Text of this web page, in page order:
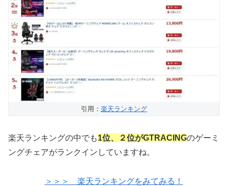
引用： 楽天ランキング
楽天ランキングの中でも1位、２位がGTRACINGのゲーミ
ングチェアがランクインしていますね。
＞＞＞ 楽天ランキングをみてみる！